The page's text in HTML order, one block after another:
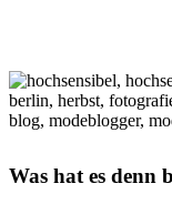
Was hat es denn